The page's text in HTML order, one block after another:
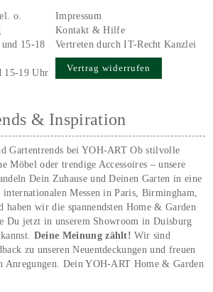
o.
15-18
15-19 Uhr
Impressum
Kontakt & Hilfe
Vertreten durch IT-Recht Kanzlei
Vertrag widerrufen
& Inspiration
Gartentrends bei YOH‑ART Ob stilvolle
Möbel oder trendige Accessoires – unsere
Dein Zuhause und Deinen Garten in eine
internationalen Messen in Paris, Birmingham,
haben wir die spannendsten Home & Garden
Du jetzt in unserem Showroom in Duisburg
Deine Meinung zählt!Wir sind
zu unseren Neuentdeckungen und freuen
Anregungen. Dein YOH‑ART Home & Garden